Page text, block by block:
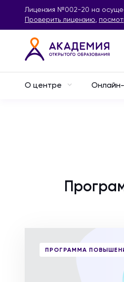
Лицензия №002-20 на
Проверить лицензию,
О центре
ПРОГРАММА